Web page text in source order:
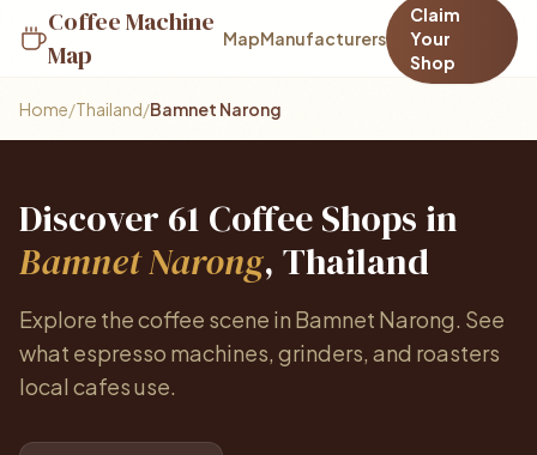
Coffee Machine
Map
MapManufacturers
Claim
Your
Shop
Home/Thailand/Bamnet Narong
Discover 61 Coffee Shops in
Bamnet Narong, Thailand
Explore the coffee scene in Bamnet Narong. See
what espresso machines, grinders, and roasters
local cafes use.